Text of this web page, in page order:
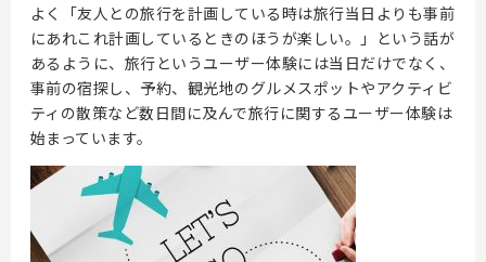
よく「友人との旅行を計画している時は旅行当日よりも事前
にあれこれ計画しているときのほうが楽しい。」という話が
あるように、旅行というユーザー体験には当日だけでなく、
事前の宿探し、予約、観光地のグルメスポットやアクティビ
ティの散策など数日間に及んで旅行に関するユーザー体験は
始まっています。